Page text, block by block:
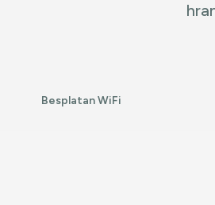
Besplatan WiFi